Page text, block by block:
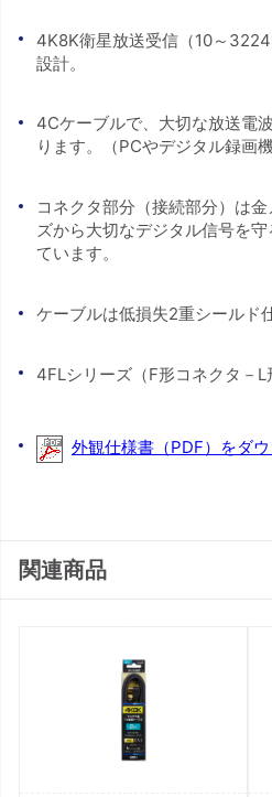
4K8K衛星放送受信（10～
設計。
4Cケーブルで、大切な放送電
ります。（PCやデジタル録画
コネクタ部分（接続部分）は
ズから大切なデジタル信号を
ています。
ケーブルは低損失2重シールド
4FLシリーズ（F形コネクタ－L
外観仕様書（PDF）をダ
関連商品